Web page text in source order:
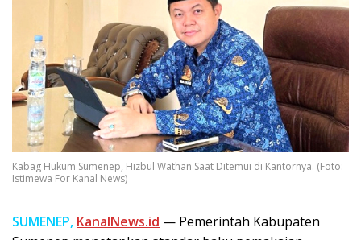
Kabag Hukum Sumenep, Hizbul Wathan Saat Ditemui di Kantornya. (Foto:
Istimewa For Kanal News)
SUMENEP, KanalNews.id — Pemerintah Kabupaten